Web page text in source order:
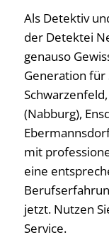
Als Detektiv
der Detektei
genauso
Generation für
(Nabburg),
mit
eine
jetzt. Nutzen
Service.